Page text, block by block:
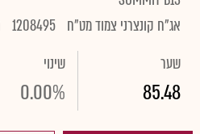
אג"ח קונצרני צמוד מט"ח 1208495
שער
85.48
שינוי
0.00%